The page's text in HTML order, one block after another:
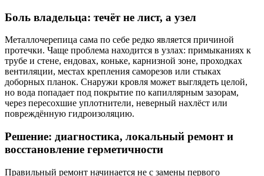
Боль владельца: течёт не лист, а узел
Металлочерепица сама по себе редко является причиной
протечки. Чаще проблема находится в узлах: примыканиях к
трубе и стене, ендовах, коньке, карнизной зоне, проходках
вентиляции, местах крепления саморезов или стыках
доборных планок. Снаружи кровля может выглядеть целой,
но вода попадает под покрытие по капиллярным зазорам,
через пересохшие уплотнители, неверный нахлёст или
повреждённую гидроизоляцию.
Решение: диагностика, локальный ремонт и
восстановление герметичности
Правильный ремонт начинается не с замены первого